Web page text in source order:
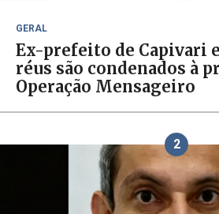
GERAL
Ex-prefeito de Capivari
réus são condenados à
Operação Mensageiro
2